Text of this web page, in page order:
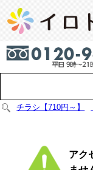
チラシ【710円～】
アク